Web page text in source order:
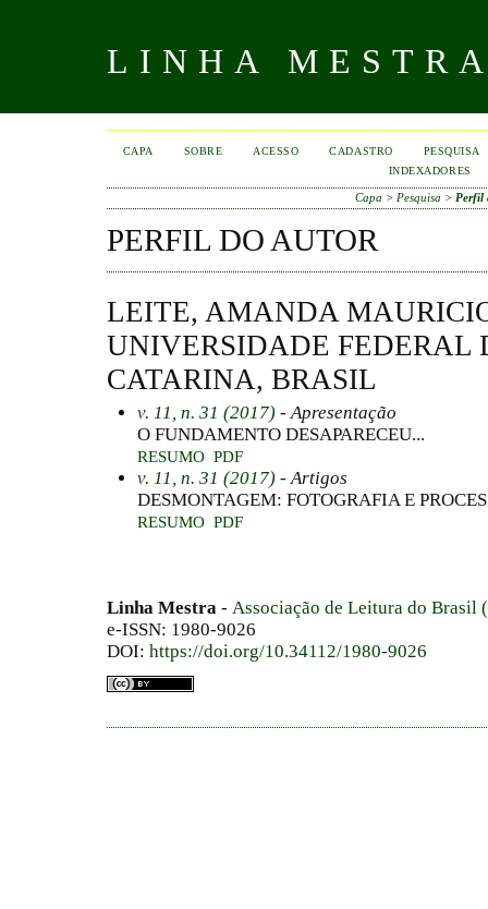
LINHA
CAPA SOBRE ACESSO CADASTRO
PESQUISA
INDEXADORES
Capa > Pesquisa > Perfil
PERFIL DO AUTOR
LEITE, AMANDA
UNIVERSIDADE FEDERAL
CATARINA, BRASIL
v. 11, n. 31 (2017) - Apresentação
O FUNDAMENTO DESAPARECEU...
RESUMO PDF
v. 11, n. 31 (2017) - Artigos
DESMONTAGEM: FOTOGRAFIA E
RESUMO PDF
Linha Mestra - Associação de Leitura do Brasil
e-ISSN: 1980-9026
DOI: https://doi.org/10.34112/1980-9026